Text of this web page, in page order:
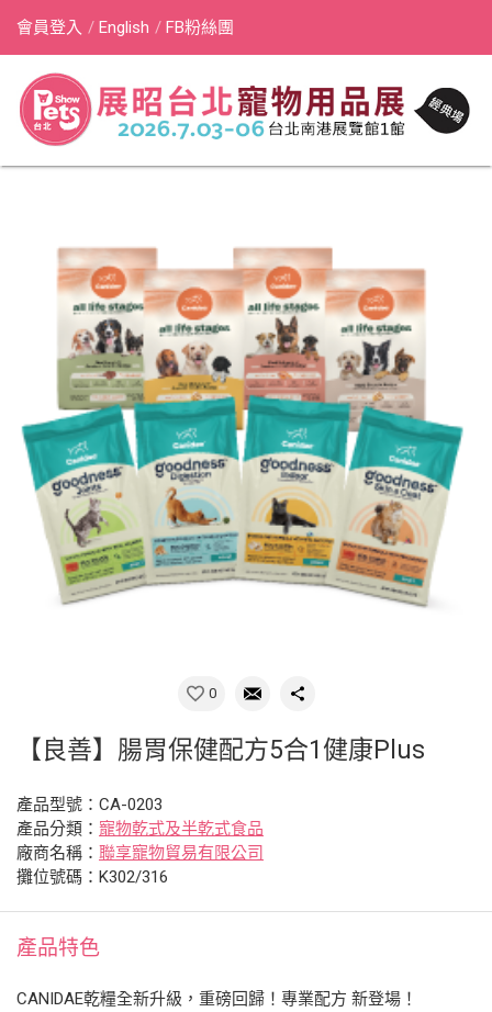
會員登入 English FB粉絲團
0
【良善】腸胃保健配方5合1健康Plus
產品型號：CA-0203
產品分類： 寵物乾式及半乾式食品
廠商名稱： 聯享寵物貿易有限公司
攤位號碼：K302/316
產品特色
CANIDAE乾糧全新升級，重磅回歸！專業配方 新登場！